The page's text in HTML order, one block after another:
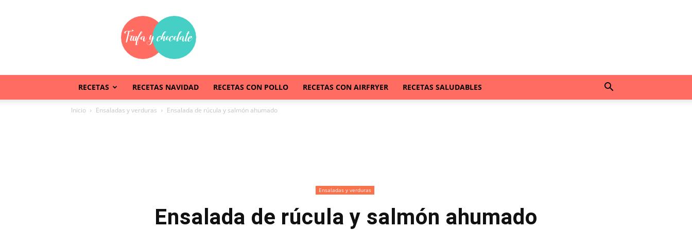
Trufaychocolate
RECETAS RECETAS NAVIDAD RECETAS CON POLLO RECETAS CON AIRFRYER RECETAS SALUDABLES
Inicio Ensaladas y verduras Ensalada de rúcula y salmón ahumado
Ensaladas y verduras
Ensalada de rúcula y salmón ahumado